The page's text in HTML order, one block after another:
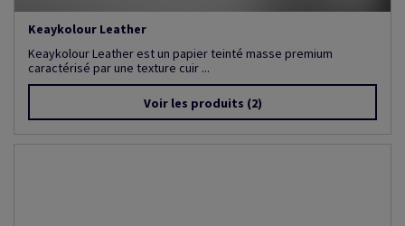
Keaykolour Leather
Keaykolour Leather est un papier teinté masse premium
caractérisé par une texture cuir ...
Voir les produits (2)